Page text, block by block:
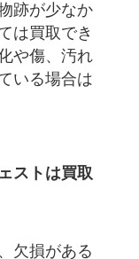
跡が少なか
は買取でき
や傷、汚れ
いる場合は
ストは買取
欠損がある